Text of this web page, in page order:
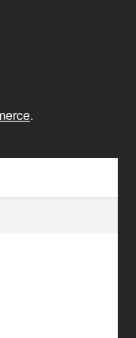
.